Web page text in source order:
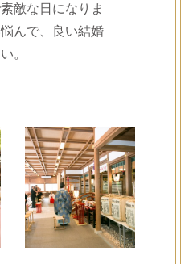
敵な日になりま
んで、良い結婚
。